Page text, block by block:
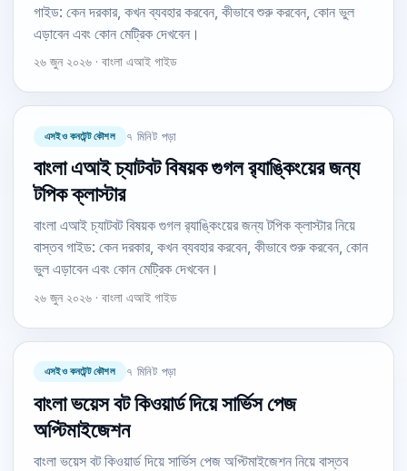
গাইড: কেন দরকার, কখন ব্যবহার করবেন, কীভাবে শুরু করবেন, কোন ভুল
এড়াবেন এবং কোন মেট্রিক দেখবেন।
২৬ জুন ২০২৬ · বাংলা এআই গাইড
এসইও কনটেন্ট কৌশল ৭ মিনিট পড়া
বাংলা এআই চ্যাটবট বিষয়ক গুগল র‍্যাঙ্কিংয়ের জন্য
টপিক ক্লাস্টার
বাংলা এআই চ্যাটবট বিষয়ক গুগল র‍্যাঙ্কিংয়ের জন্য টপিক ক্লাস্টার নিয়ে
বাস্তব গাইড: কেন দরকার, কখন ব্যবহার করবেন, কীভাবে শুরু করবেন, কোন
ভুল এড়াবেন এবং কোন মেট্রিক দেখবেন।
২৬ জুন ২০২৬ · বাংলা এআই গাইড
এসইও কনটেন্ট কৌশল ৭ মিনিট পড়া
বাংলা ভয়েস বট কিওয়ার্ড দিয়ে সার্ভিস পেজ
অপ্টিমাইজেশন
বাংলা ভয়েস বট কিওয়ার্ড দিয়ে সার্ভিস পেজ অপ্টিমাইজেশন নিয়ে বাস্তব